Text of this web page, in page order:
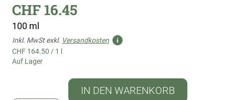
CHF 16.45
100 ml
Inkl. MwSt exkl. Versandkosten
CHF 164.50 / 1 l
Auf Lager
IN DEN WARENKORB